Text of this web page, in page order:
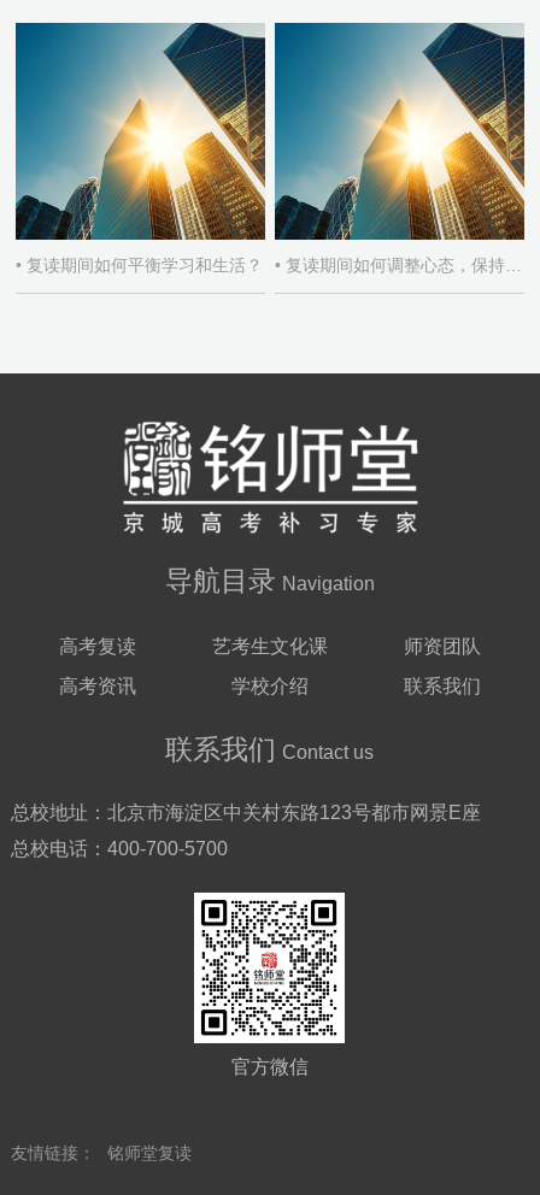
• 复读期间如何平衡学习和生活？ • 复读期间如何调整心态，保持积极学习态度？
导航目录 Navigation
高考复读 艺考生文化课
师资团队
高考资讯
学校介绍 联系我们
联系我们 Contact us
总校地址： 北京市海淀区中关村东路123号都市网景E座
总校电话： 400-700-5700
官方微信
友情链接： 铭师堂复读